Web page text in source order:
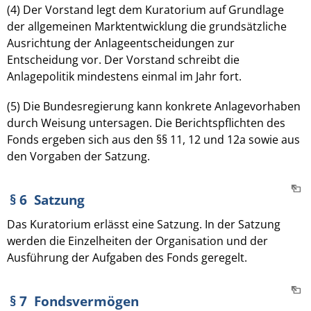
(4) Der Vorstand legt dem Kuratorium auf Grundlage
der allgemeinen Marktentwicklung die grundsätzliche
Ausrichtung der Anlageentscheidungen zur
Entscheidung vor. Der Vorstand schreibt die
Anlagepolitik mindestens einmal im Jahr fort.
(5) Die Bundesregierung kann konkrete Anlagevorhaben
durch Weisung untersagen. Die Berichtspflichten des
Fonds ergeben sich aus den §§ 11, 12 und 12a sowie aus
den Vorgaben der Satzung.
§ 6 Satzung
Das Kuratorium erlässt eine Satzung. In der Satzung
werden die Einzelheiten der Organisation und der
Ausführung der Aufgaben des Fonds geregelt.
§ 7 Fondsvermögen